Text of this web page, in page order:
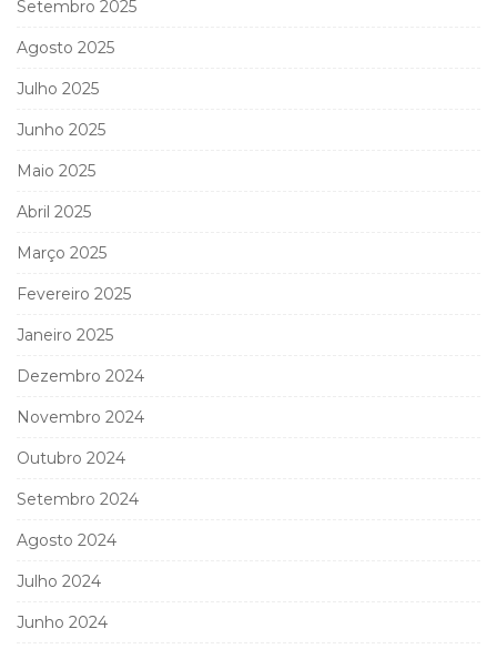
Setembro 2025
Agosto 2025
Julho 2025
Junho 2025
Maio 2025
Abril 2025
Março 2025
Fevereiro 2025
Janeiro 2025
Dezembro 2024
Novembro 2024
Outubro 2024
Setembro 2024
Agosto 2024
Julho 2024
Junho 2024